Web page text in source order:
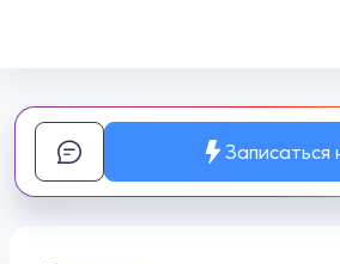
Записаться